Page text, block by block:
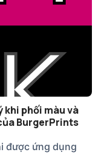
khi phối màu và
BurgerPrints
được ứng dụng